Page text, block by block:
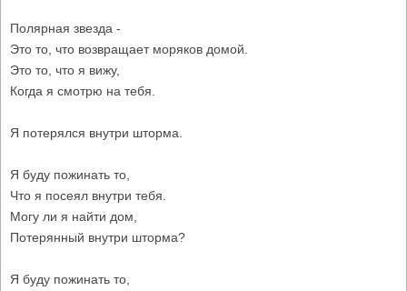
Полярная звезда -
Это то, что возвращает моряков домой.
Это то, что я вижу,
Когда я смотрю на тебя.
Я потерялся внутри шторма.
Я буду пожинать то,
Что я посеял внутри тебя.
Могу ли я найти дом,
Потерянный внутри шторма?
Я буду пожинать то,